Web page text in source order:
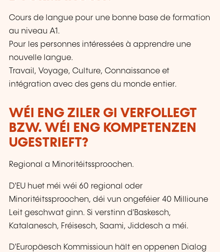
Cours de langue pour une bonne base de formation
au niveau A1.
Pour les personnes intéressées à apprendre une
nouvelle langue.
Travail, Voyage, Culture, Connaissance et
intégration avec des gens du monde entier.
WÉI ENG ZILER GI VERFOLLEGT
BZW. WÉI ENG KOMPETENZEN
UGESTRIEFT?
Regional a Minoritéitssproochen.
D'EU huet méi wéi 60 regional oder
Minoritéitssproochen, déi vun ongeféier 40 Millioune
Leit geschwat ginn. Si verstinn d'Baskesch,
Katalanesch, Fréisesch, Saami, Jiddesch a méi.
D'Europäesch Kommissioun hält en oppenen Dialog